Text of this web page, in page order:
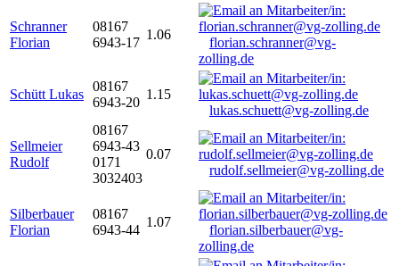
Schranner
Florian
08167
6943-17
1.06
florian.schranner@vg-
zolling.de
Schütt Lukas
08167
6943-20
1.15
lukas.schuett@vg-zolling.de
Sellmeier
Rudolf
08167
6943-43
0171
3032403
0.07
rudolf.sellmeier@vg-zolling.de
Silberbauer
Florian
08167
6943-44
1.07
florian.silberbauer@vg-
zolling.de